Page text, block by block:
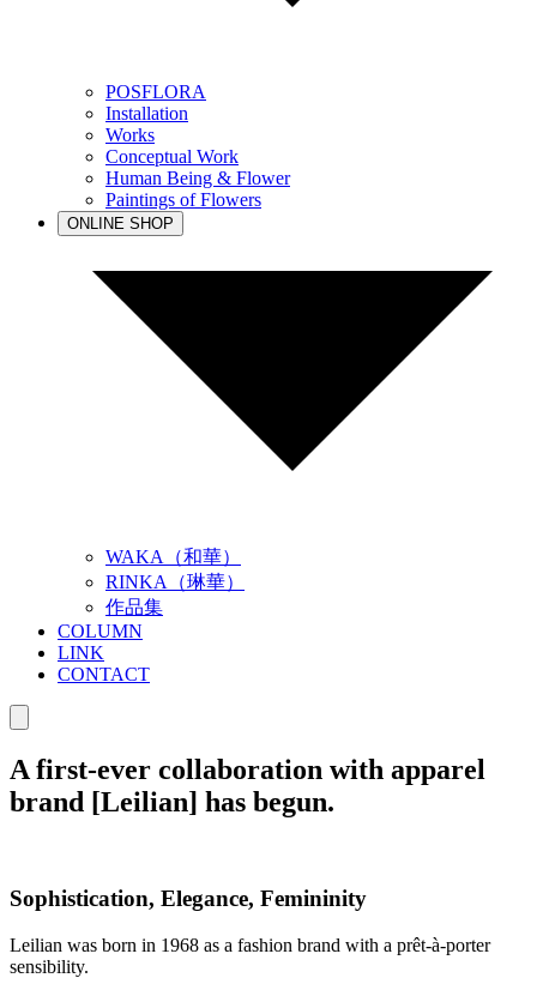
POSFLORA
Installation
Works
Conceptual Work
Human Being & Flower
Paintings of Flowers
ONLINE SHOP
WAKA（和華）
RINKA（琳華）
作品集
COLUMN
LINK
CONTACT
A first-ever collaboration with apparel
brand [Leilian] has begun.
Sophistication, Elegance, Femininity
Leilian was born in 1968 as a fashion brand with a prêt-à-porter
sensibility.